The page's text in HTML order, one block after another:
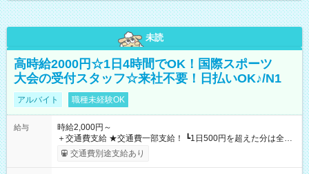
未読
高時給2000円☆1日4時間でOK！国際スポーツ
大会の受付スタッフ☆来社不要！日払いOK♪/N1
アルバイト 職種未経験OK
給与
時給2,000円～
＋交通費支給 ★交通費一部支給！ ┗1日500円を超えた分は全額
支給！ ※往復500円以内の方は自己負担となります ★日払い
OK！（規定あり） ┗働いたその日に現金GET♪ お仕事後はコン
交通費別途支給あり